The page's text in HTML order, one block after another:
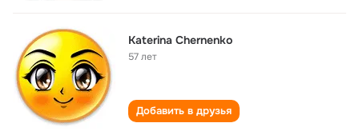
Katerina Chernenko
57 лет
Добавить в друзья